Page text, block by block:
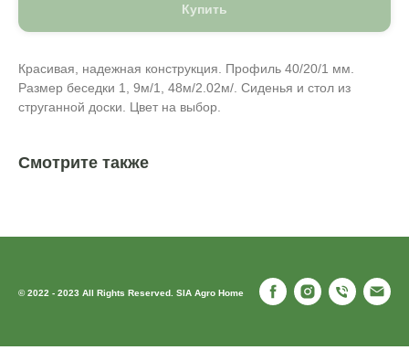
Купить
Красивая, надежная конструкция. Профиль 40/20/1 мм.
Размер беседки 1, 9м/1, 48м/2.02м/. Сиденья и стол из
струганной доски. Цвет на выбор.
Смотрите также
© 2022 - 2023 All Rights Reserved. SIA Agro Home